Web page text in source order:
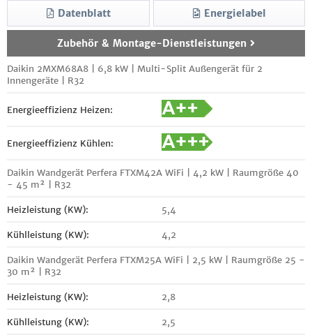
Datenblatt Energielabel
Zubehör & Montage-Dienstleistungen
Daikin 2MXM68A8 | 6,8 kW | Multi-Split Außengerät für 2
Innengeräte | R32
Energieeffizienz Heizen:
Energieeffizienz Kühlen:
Daikin Wandgerät Perfera FTXM42A WiFi | 4,2 kW | Raumgröße 40
- 45 m² | R32
Heizleistung (KW): 5,4
Kühlleistung (KW): 4,2
Daikin Wandgerät Perfera FTXM25A WiFi | 2,5 kW | Raumgröße 25 -
30 m² | R32
Heizleistung (KW): 2,8
Kühlleistung (KW): 2,5